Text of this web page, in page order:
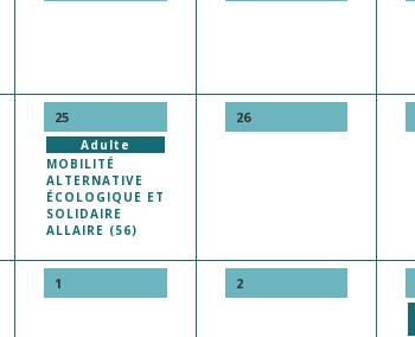
25
Adulte
MOBILITÉ
ALTERNATIVE
ÉCOLOGIQUE ET
SOLIDAIRE
ALLAIRE (56)
26
1 2